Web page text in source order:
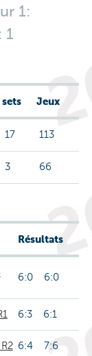
1:
1
sets Jeux
17 113
3 66
Résultats
6:0 6:0
6:3 6:1
6:4 7:6